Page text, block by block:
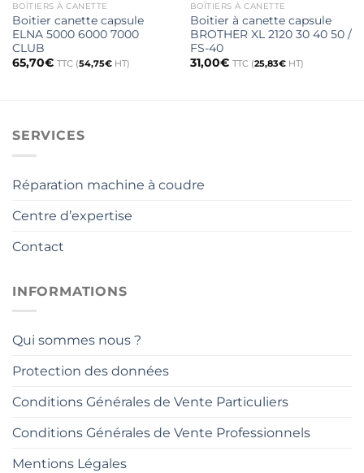
BOÎTIERS À CANETTE
Boitier canette capsule
ELNA 5000 6000 7000
CLUB
65,70€ TTC (54,75€HT)
BOÎTIERS À CANETTE
Boitier à canette capsule
BROTHER XL 2120 30 40 50 /
FS-40
31,00€ TTC (25,83€HT)
SERVICES
Réparation machine à coudre
Centre d’expertise
Contact
INFORMATIONS
Qui sommes nous ?
Protection des données
Conditions Générales de Vente Particuliers
Conditions Générales de Vente Professionnels
Mentions Légales